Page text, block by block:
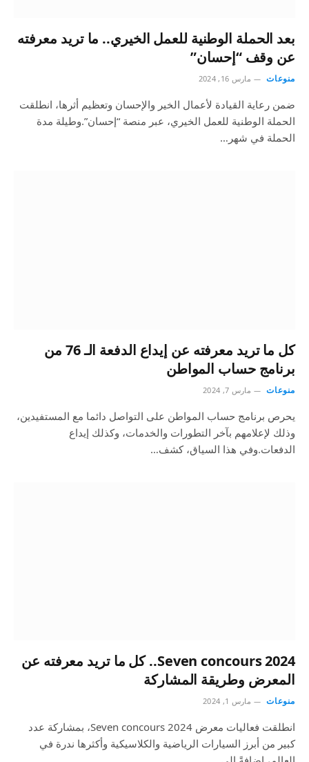
بعد الحملة الوطنية للعمل الخيري.. ما تريد معرفته
عن وقف “إحسان”
منوعات مارس 16, 2024
ضمن رعاية القيادة لأعمال الخير والإحسان وتعظيم أثرها، انطلقت
الحملة الوطنية للعمل الخيري، عبر منصة “إحسان”.وطيلة مدة
الحملة في شهر…
كل ما تريد معرفته عن إيداع الدفعة الـ 76 من
برنامج حساب المواطن
منوعات مارس 7, 2024
يحرص برنامج حساب المواطن على التواصل دائما مع المستفيدين،
وذلك لإعلامهم بآخر التطورات والخدمات، وكذلك إيداع
الدفعات.وفي هذا السياق، كشف…
Seven concours 2024.. كل ما تريد معرفته عن
المعرض وطريقة المشاركة
منوعات مارس 1, 2024
انطلقت فعاليات معرض Seven concours 2024، بمشاركة عدد
كبير من أبرز السيارات الرياضية والكلاسيكية وأكثرها ندرة في